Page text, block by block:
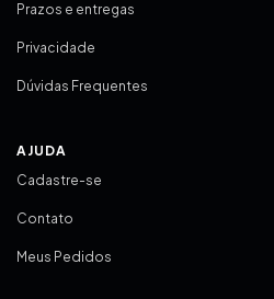
Prazos e entregas
Privacidade
Dúvidas Frequentes
AJUDA
Cadastre-se
Contato
Meus Pedidos